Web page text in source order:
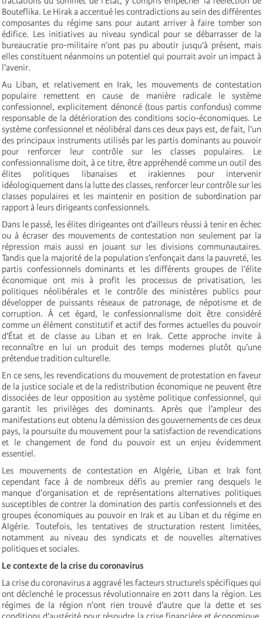
Bouteflika. Le Hirak a accentué les contradictions au sein des différentes
composantes du régime sans pour autant arriver à faire tomber son
édifice. Les initiatives au niveau syndical pour se débarrasser de la
bureaucratie pro-militaire n’ont pas pu aboutir jusqu’à présent, mais
elles constituent néanmoins un potentiel qui pourrait avoir un impact à
l'avenir.
Au Liban, et relativement en Irak, les mouvements de contestation
populaire remettent en cause de manière radicale le système
confessionnel, explicitement dénoncé (tous partis confondus) comme
responsable de la détérioration des conditions socio-économiques. Le
système confessionnel et néolibéral dans ces deux pays est, de fait, l’un
des principaux instruments utilisés par les partis dominants au pouvoir
pour renforcer leur contrôle sur les classes populaires. Le
confessionnalisme doit, à ce titre, être appréhendé comme un outil des
élites politiques libanaises et irakiennes pour intervenir
idéologiquement dans la lutte des classes, renforcer leur contrôle sur les
classes populaires et les maintenir en position de subordination par
rapport à leurs dirigeants confessionnels.
Dans le passé, les élites dirigeantes ont d’ailleurs réussi à tenir en échec
ou à écraser des mouvements de contestation non seulement par la
répression mais aussi en jouant sur les divisions communautaires.
Tandis que la majorité de la population s’enfonçait dans la pauvreté, les
partis confessionnels dominants et les différents groupes de l’élite
économique ont mis à profit les processus de privatisation, les
politiques néolibérales et le contrôle des ministères publics pour
développer de puissants réseaux de patronage, de népotisme et de
corruption. À cet égard, le confessionnalisme doit être considéré
comme un élément constitutif et actif des formes actuelles du pouvoir
d’État et de classe au Liban et en Irak. Cette approche invite à
reconnaître en lui un produit des temps modernes plutôt qu’une
prétendue tradition culturelle.
En ce sens, les revendications du mouvement de protestation en faveur
de la justice sociale et de la redistribution économique ne peuvent être
dissociées de leur opposition au système politique confessionnel, qui
garantit les privilèges des dominants. Après que l’ampleur des
manifestations eut obtenu la démission des gouvernements de ces deux
pays, la poursuite du mouvement pour la satisfaction de revendications
et le changement de fond du pouvoir est un enjeu évidemment
essentiel.
Les mouvements de contestation en Algérie, Liban et Irak font
cependant face à de nombreux défis au premier rang desquels le
manque d’organisation et de représentations alternatives politiques
susceptibles de contrer la domination des partis confessionnels et des
groupes économiques au pouvoir en Irak et au Liban et du régime en
Algérie. Toutefois, les tentatives de structuration restent limitées,
notamment au niveau des syndicats et de nouvelles alternatives
politiques et sociales.
Le contexte de la crise du coronavirus
La crise du coronavirus a aggravé les facteurs structurels spécifiques qui
ont déclenché le processus révolutionnaire en 2011 dans la région. Les
régimes de la région n'ont rien trouvé d'autre que la dette et ses